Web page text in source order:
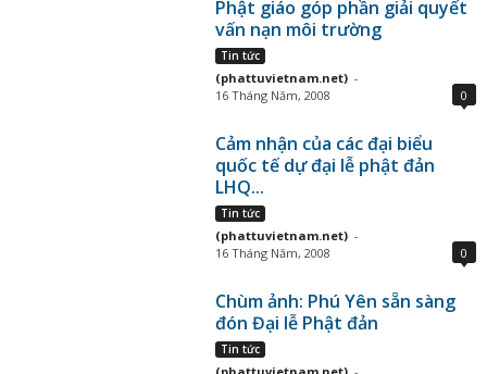
Phật giáo góp phần giải quyết
vấn nạn môi trường
Tin tức
(phattuvietnam.net) -
16 Tháng Năm, 2008
0
Cảm nhận của các đại biểu
quốc tế dự đại lễ phật đản
LHQ...
Tin tức
(phattuvietnam.net) -
16 Tháng Năm, 2008
0
Chùm ảnh: Phú Yên sẵn sàng
đón Đại lễ Phật đản
Tin tức